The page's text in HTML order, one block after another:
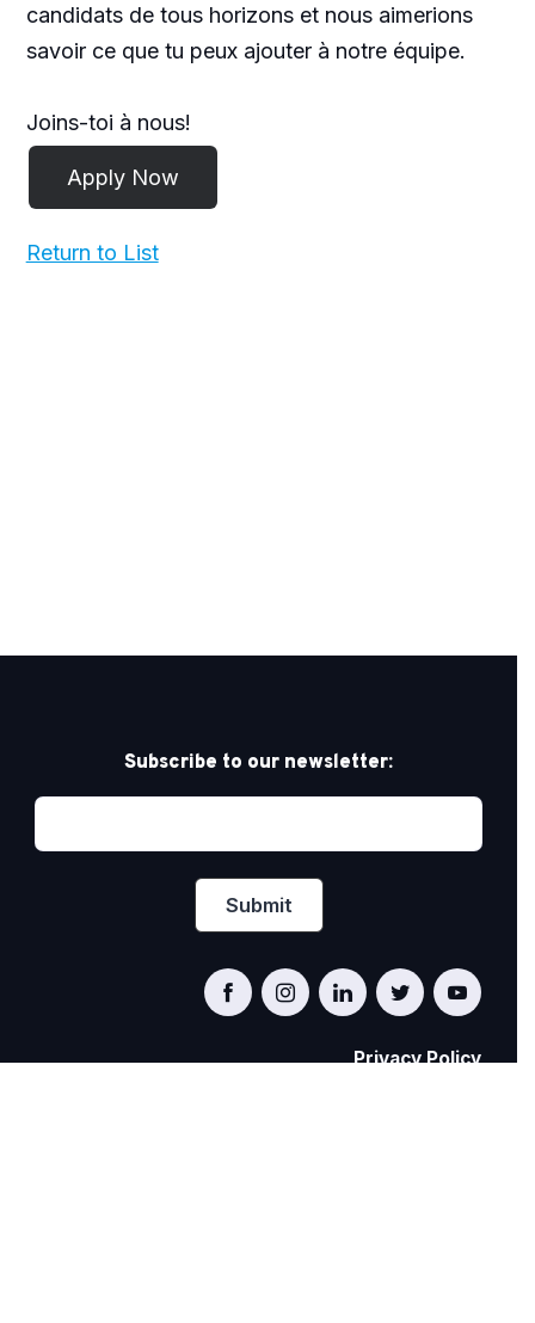
candidats de tous horizons et nous aimerions
savoir ce que tu peux ajouter à notre équipe.
Joins-toi à nous!
Return to List
Subscribe to our newsletter:
Privacy Policy